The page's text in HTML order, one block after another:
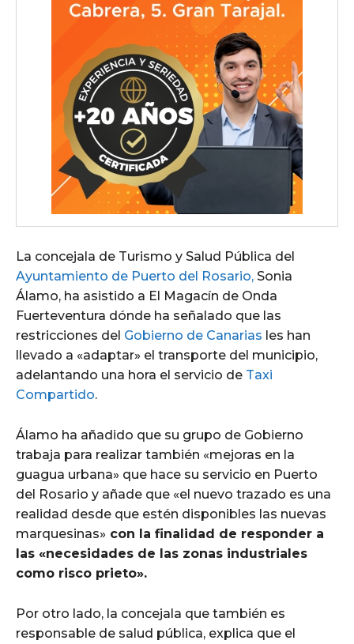
La concejala de Turismo y Salud Pública del
Ayuntamiento de Puerto del Rosario, Sonia
Álamo, ha asistido a El Magacín de Onda
Fuerteventura dónde ha señalado que las
restricciones del Gobierno de Canarias les han
llevado a «adaptar» el transporte del municipio,
adelantando una hora el servicio de Taxi
Compartido.
Álamo ha añadido que su grupo de Gobierno
trabaja para realizar también «mejoras en la
guagua urbana» que hace su servicio en Puerto
del Rosario y añade que «el nuevo trazado es una
realidad desde que estén disponibles las nuevas
marquesinas» con la finalidad de responder a
las «necesidades de las zonas industriales
como risco prieto».
Por otro lado, la concejala que también es
responsable de salud pública, explica que el